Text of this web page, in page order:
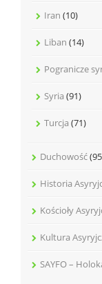
Iran (10)
Liban (14)
Pogranicze
Syria (91)
Turcja (71)
Duchowość
Historia
Kościoły
Kultura
SAYFO –